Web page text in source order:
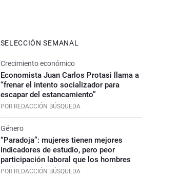
SELECCIÓN SEMANAL
Crecimiento económico
Economista Juan Carlos Protasi llama a
“frenar el intento socializador para
escapar del estancamiento”
POR REDACCIÓN BÚSQUEDA
Género
“Paradoja”: mujeres tienen mejores
indicadores de estudio, pero peor
participación laboral que los hombres
POR REDACCIÓN BÚSQUEDA